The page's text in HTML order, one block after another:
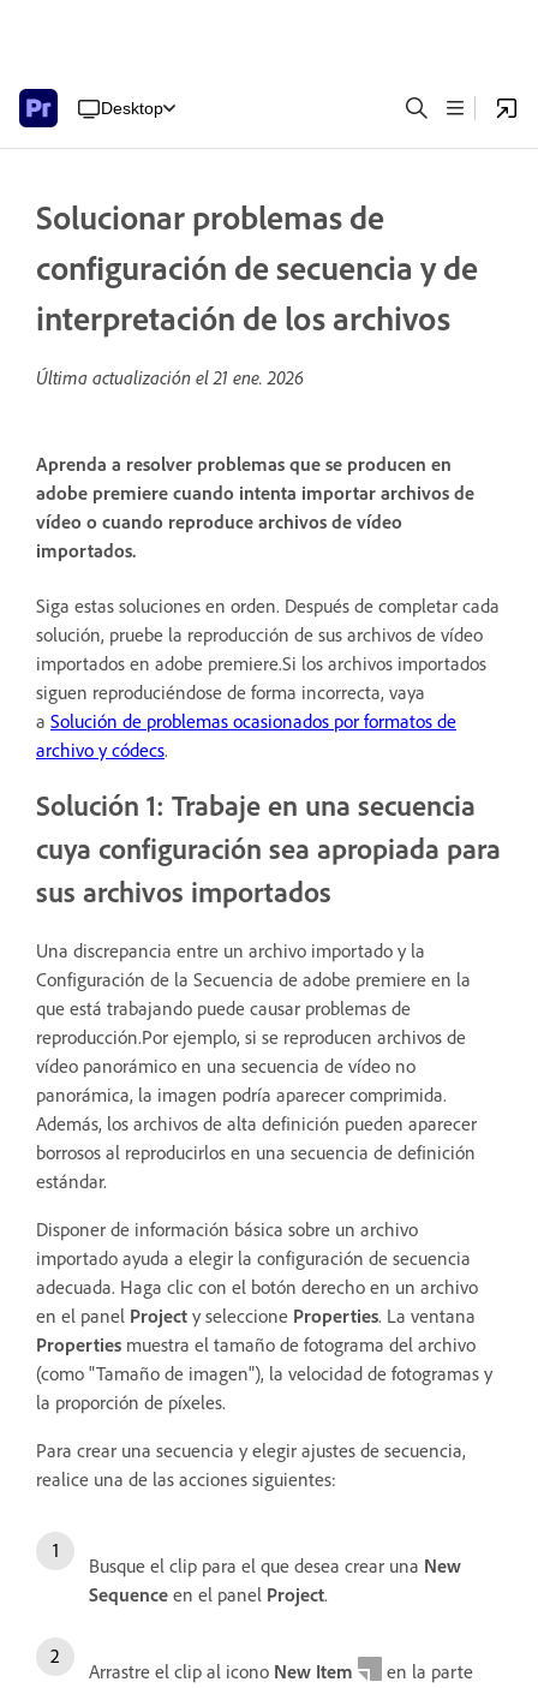
Desktop
Solucionar problemas de
configuración de secuencia y de
interpretación de los archivos
Última actualización el21 ene. 2026
Aprenda a resolver problemas que se producen en
adobe premiere cuando intenta importar archivos de
vídeo o cuando reproduce archivos de vídeo
importados.
Siga estas soluciones en orden. Después de completar cada
solución, pruebe la reproducción de sus archivos de vídeo
importados en adobe premiere.Si los archivos importados
siguen reproduciéndose de forma incorrecta, vaya
a Solución de problemas ocasionados por formatos de
archivo y códecs.
Solución 1: Trabaje en una secuencia
cuya configuración sea apropiada para
sus archivos importados
Una discrepancia entre un archivo importado y la
Configuración de la Secuencia de adobe premiere en la
que está trabajando puede causar problemas de
reproducción.Por ejemplo, si se reproducen archivos de
vídeo panorámico en una secuencia de vídeo no
panorámica, la imagen podría aparecer comprimida.
Además, los archivos de alta definición pueden aparecer
borrosos al reproducirlos en una secuencia de definición
estándar.
Disponer de información básica sobre un archivo
importado ayuda a elegir la configuración de secuencia
adecuada. Haga clic con el botón derecho en un archivo
en el panel Project y seleccione Properties. La ventana
Properties muestra el tamaño de fotograma del archivo
(como "Tamaño de imagen"), la velocidad de fotogramas y
la proporción de píxeles.
Para crear una secuencia y elegir ajustes de secuencia,
realice una de las acciones siguientes:
Busque el clip para el que desea crear una New
Sequence en el panel Project.
Arrastre el clip al icono New Item
en la parte